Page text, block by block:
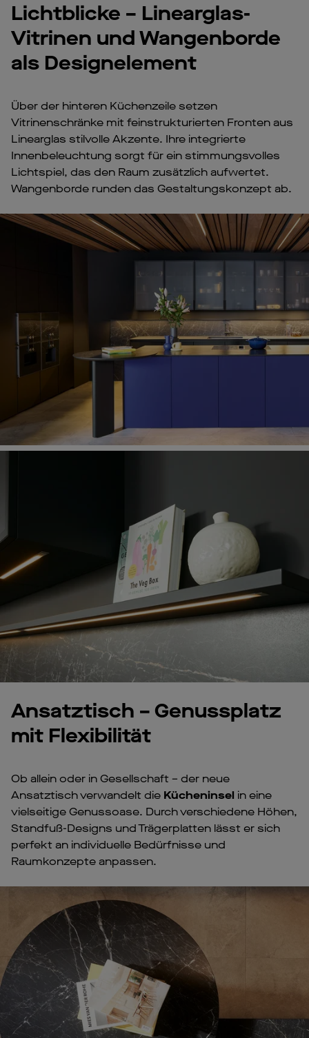
Lichtblicke – Linearglas-
Vitrinen und Wangenborde
als Designelement
Über der hinteren Küchenzeile setzen
Vitrinenschränke mit feinstrukturierten Fronten aus
Linearglas stilvolle Akzente. Ihre integrierte
Innenbeleuchtung sorgt für ein stimmungsvolles
Lichtspiel, das den Raum zusätzlich aufwertet.
Wangenborde runden das Gestaltungskonzept ab.
Ansatztisch – Genussplatz
mit Flexibilität
Ob allein oder in Gesellschaft – der neue
Ansatztisch verwandelt die Kücheninsel in eine
vielseitige Genussoase. Durch verschiedene Höhen,
Standfuß-Designs und Trägerplatten lässt er sich
perfekt an individuelle Bedürfnisse und
Raumkonzepte anpassen.